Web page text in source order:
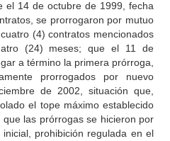
el 14 de octubre de 1999, fecha
se prorrogaron por mutuo
(4) contratos mencionados
(24) meses; que el 11 de
a término la primera prórroga,
prorrogados por nuevo
de 2002, situación que,
el tope máximo establecido
las prórrogas se hicieron por
prohibición regulada en el